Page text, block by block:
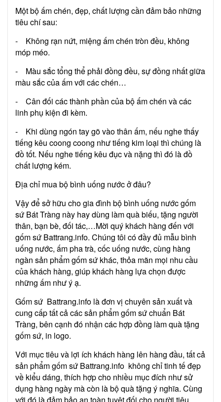
Một bộ ấm chén, đẹp, chất lượng cần đảm bảo những
tiêu chí sau:
- Không rạn nứt, miệng ấm chén tròn đều, không
móp méo.
- Màu sắc tổng thể phải đồng đều, sự đồng nhất giữa
màu sắc của ấm với các chén…
- Cân đối các thành phần của bộ ấm chén và các
linh phụ kiện đi kèm.
- Khi dùng ngón tay gõ vào thân ấm, nếu nghe thấy
tiếng kêu coong coong như tiếng kim loại thì chúng là
đồ tốt. Nếu nghe tiếng kêu đục và nặng thì đó là đồ
chất lượng kém.
Địa chỉ mua bộ bình uống nước ở đâu?
Vậy để sở hữu cho gia đình bộ bình uống nước gốm
sứ Bát Tràng này hay dùng làm quà biếu, tặng người
thân, bạn bè, đối tác,…Mời quý khách hàng đến với
gốm sứ Battrang.info. Chúng tôi có đầy đủ mẫu bình
uống nước, ấm pha trà, cốc uống nước, cùng hàng
ngàn sản phẩm gốm sứ khác, thỏa mãn mọi nhu cầu
của khách hàng, giúp khách hàng lựa chọn được
những ấm như ý ạ.
Gốm sứ Battrang.info là đơn vị chuyên sản xuất và
cung cấp tất cả các sản phẩm gốm sứ chuẩn Bát
Tràng, bên cạnh đó nhận các hợp đồng làm quà tặng
gốm sứ, in logo.
Với mục tiêu và lợi ích khách hàng lên hàng đầu, tất cả
sản phẩm gốm sứ Battrang.info không chỉ tinh tế đẹp
về kiểu dáng, thích hợp cho nhiều mục đích như sử
dụng hàng ngày mà còn là bộ quà tặng ý nghĩa. Cùng